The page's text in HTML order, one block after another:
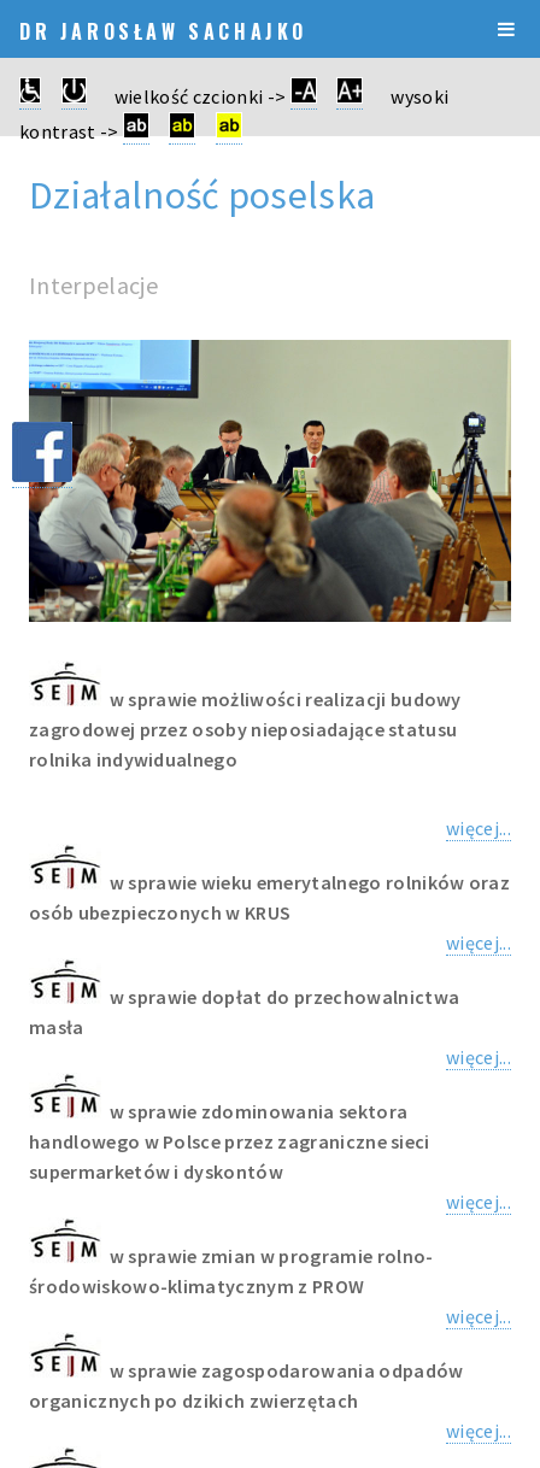
DR JAROSŁAW SACHAJKO
wielkość czcionki ->
wysoki
kontrast ->
Działalność poselska
Interpelacje
w sprawie możliwości realizacji budowy
zagrodowej przez osoby nieposiadające statusu
rolnika indywidualnego
więcej...
w sprawie wieku emerytalnego rolników oraz
osób ubezpieczonych w KRUS
więcej...
w sprawie dopłat do przechowalnictwa
masła
więcej...
w sprawie zdominowania sektora
handlowego w Polsce przez zagraniczne sieci
supermarketów i dyskontów
więcej...
w sprawie zmian w programie rolno-
środowiskowo-klimatycznym z PROW
więcej...
w sprawie zagospodarowania odpadów
organicznych po dzikich zwierzętach
więcej...